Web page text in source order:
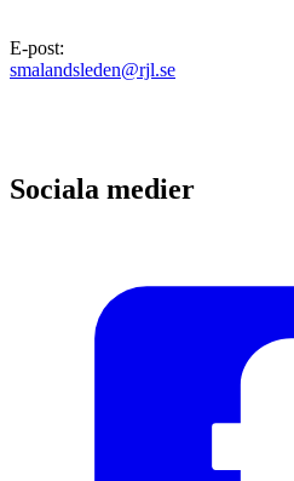
E-post:
smalandsleden@rjl.se
Sociala medier